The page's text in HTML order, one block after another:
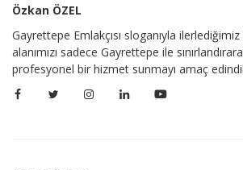
Özkan ÖZEL
Gayrettepe Emlakçısı sloganıyla
alanımızı sadece Gayrettepe ile
profesyonel bir hizmet sunmayı amaç